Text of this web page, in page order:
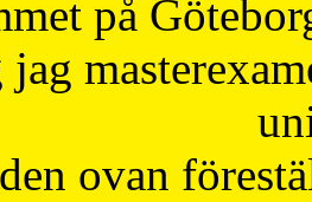
på
jag
ovan